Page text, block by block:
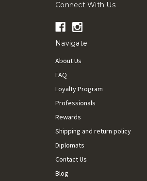
Connect With Us
Navigate
About Us
FAQ
Loyalty Program
Professionals
Rewards
Shipping and return policy
Diplomats
Contact Us
Blog